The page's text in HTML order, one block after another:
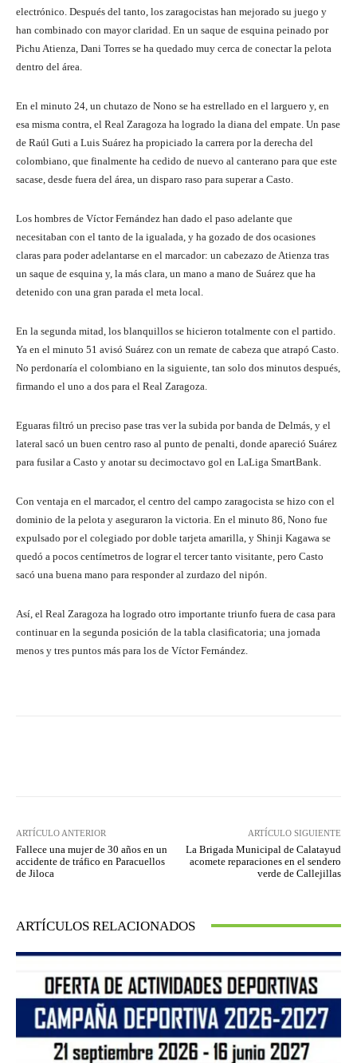
electrónico. Después del tanto, los zaragocistas han mejorado su juego y
han combinado con mayor claridad. En un saque de esquina peinado por
Pichu Atienza, Dani Torres se ha quedado muy cerca de conectar la pelota
dentro del área.
En el minuto 24, un chutazo de Nono se ha estrellado en el larguero y, en
esa misma contra, el Real Zaragoza ha logrado la diana del empate. Un pase
de Raúl Guti a Luis Suárez ha propiciado la carrera por la derecha del
colombiano, que finalmente ha cedido de nuevo al canterano para que este
sacase, desde fuera del área, un disparo raso para superar a Casto.
Los hombres de Víctor Fernández han dado el paso adelante que
necesitaban con el tanto de la igualada, y ha gozado de dos ocasiones
claras para poder adelantarse en el marcador: un cabezazo de Atienza tras
un saque de esquina y, la más clara, un mano a mano de Suárez que ha
detenido con una gran parada el meta local.
En la segunda mitad, los blanquillos se hicieron totalmente con el partido.
Ya en el minuto 51 avisó Suárez con un remate de cabeza que atrapó Casto.
No perdonaría el colombiano en la siguiente, tan solo dos minutos después,
firmando el uno a dos para el Real Zaragoza.
Eguaras filtró un preciso pase tras ver la subida por banda de Delmás, y el
lateral sacó un buen centro raso al punto de penalti, donde apareció Suárez
para fusilar a Casto y anotar su decimoctavo gol en LaLiga SmartBank.
Con ventaja en el marcador, el centro del campo zaragocista se hizo con el
dominio de la pelota y aseguraron la victoria. En el minuto 86, Nono fue
expulsado por el colegiado por doble tarjeta amarilla, y Shinji Kagawa se
quedó a pocos centímetros de lograr el tercer tanto visitante, pero Casto
sacó una buena mano para responder al zurdazo del nipón.
Así, el Real Zaragoza ha logrado otro importante triunfo fuera de casa para
continuar en la segunda posición de la tabla clasificatoria; una jornada
menos y tres puntos más para los de Víctor Fernández.
ARTÍCULO ANTERIOR
Fallece una mujer de 30 años en un
accidente de tráfico en Paracuellos
de Jiloca
ARTÍCULO SIGUIENTE
La Brigada Municipal de Calatayud
acomete reparaciones en el sendero
verde de Callejillas
ARTÍCULOS RELACIONADOS